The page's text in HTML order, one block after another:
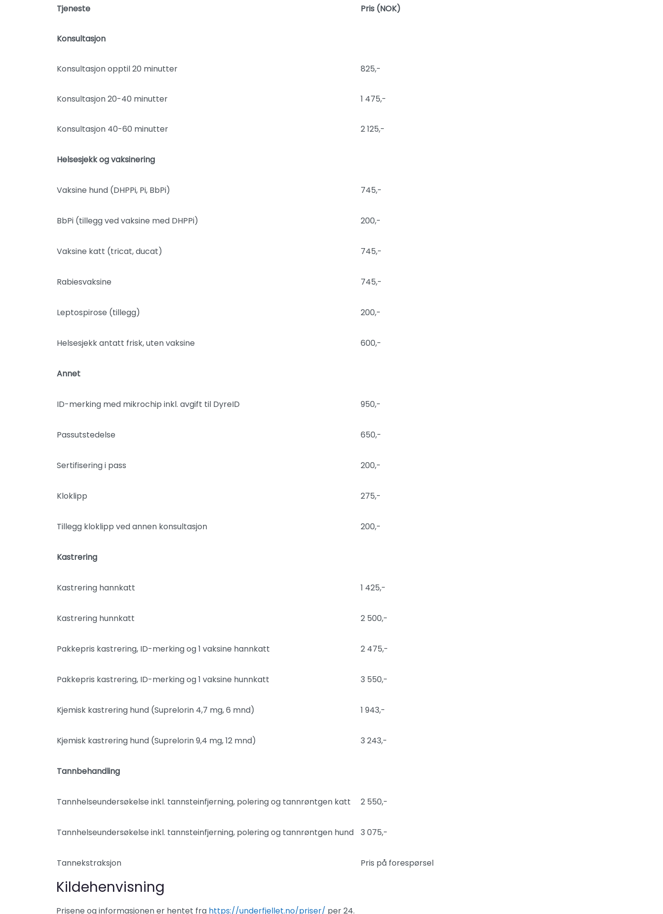
Tjeneste Pris (NOK)
Konsultasjon
Konsultasjon opptil 20 minutter 825,-
Konsultasjon 20-40 minutter 1 475,-
Konsultasjon 40-60 minutter 2 125,-
Helsesjekk og vaksinering
Vaksine hund (DHPPi, Pi, BbPi) 745,-
BbPi (tillegg ved vaksine med DHPPi) 200,-
Vaksine katt (tricat, ducat) 745,-
Rabiesvaksine 745,-
Leptospirose (tillegg) 200,-
Helsesjekk antatt frisk, uten vaksine 600,-
Annet
ID-merking med mikrochip inkl. avgift til DyreID 950,-
Passutstedelse 650,-
Sertifisering i pass 200,-
Kloklipp 275,-
Tillegg kloklipp ved annen konsultasjon 200,-
Kastrering
Kastrering hannkatt 1 425,-
Kastrering hunnkatt 2 500,-
Pakkepris kastrering, ID-merking og 1 vaksine hannkatt 2 475,-
Pakkepris kastrering, ID-merking og 1 vaksine hunnkatt 3 550,-
Kjemisk kastrering hund (Suprelorin 4,7 mg, 6 mnd) 1 943,-
Kjemisk kastrering hund (Suprelorin 9,4 mg, 12 mnd) 3 243,-
Tannbehandling
Tannhelseundersøkelse inkl. tannsteinfjerning, polering og tannrøntgen katt 2 550,-
Tannhelseundersøkelse inkl. tannsteinfjerning, polering og tannrøntgen hund 3 075,-
Tannekstraksjon Pris på forespørsel
Kildehenvisning
Prisene og informasjonen er hentet fra https://underfjellet.no/priser/ per 24.